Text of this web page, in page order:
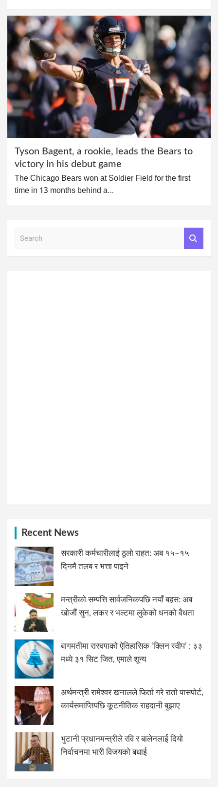
Tyson Bagent, a rookie, leads the Bears to
victory in his debut game
The Chicago Bears won at Soldier Field for the first
time in 13 months behind a…
Recent News
सरकारी कर्मचारीलाई ठूलो राहत: अब १५–१५
दिनमै तलब र भत्ता पाइने
मन्त्रीको सम्पत्ति सार्वजनिकपछि नयाँ बहस: अब
खोजौं सुन, लकर र भल्टमा लुकेको धनको वैधता
बागमतीमा रास्वपाको ऐतिहासिक ‘क्लिन स्वीप’ : ३३
मध्ये ३१ सिट जित, एमाले शून्य
अर्थमन्त्री रामेश्वर खनालले फिर्ता गरे रातो पासपोर्ट,
कार्यसमाप्तिपछि कूटनीतिक राहदानी बुझाए
भुटानी प्रधानमन्त्रीले रवि र बालेनलाई दियो
निर्वाचनमा भारी विजयको बधाई